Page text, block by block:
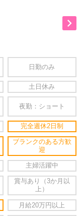

日勤のみ
土日休み
夜勤：ショート
完全週休2日制
ブランクのある方歓
迎
主婦活躍中
賞与あり（3か月以
上）
月給20万円以上